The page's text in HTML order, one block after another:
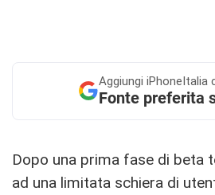
Aggiungi iPhoneItalia
Fonte preferita
Dopo una prima fase di beta
ad una limitata schiera di